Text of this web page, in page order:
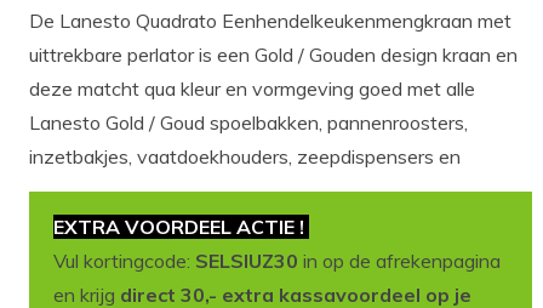
De Lanesto Quadrato Eenhendelkeukenmengkraan met
uittrekbare perlator is een Gold / Gouden design kraan en
deze matcht qua kleur en vormgeving goed met alle
Lanesto Gold / Goud spoelbakken, pannenroosters,
inzetbakjes, vaatdoekhouders, zeepdispensers en
EXTRA VOORDEEL ACTIE !
Vul kortingcode: SELSIUZ30 in op de afrekenpagina
en krijg direct 30,- extra kassavoordeel op je